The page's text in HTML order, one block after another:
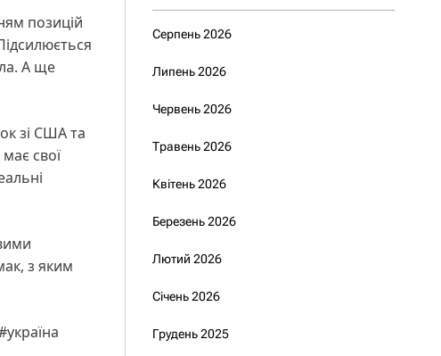
позицій
А ще
зі США та
свої
з яким
Серпень 2026
Липень 2026
Червень 2026
Травень 2026
Квітень 2026
Березень 2026
Лютий 2026
Січень 2026
Грудень 2025